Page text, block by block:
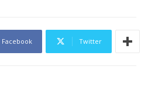
Facebook Twitter